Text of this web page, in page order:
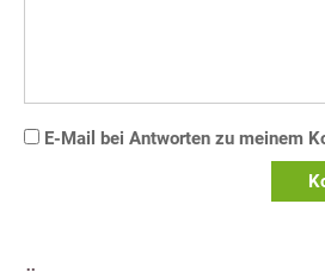
E-Mail bei Antworten zu meinem